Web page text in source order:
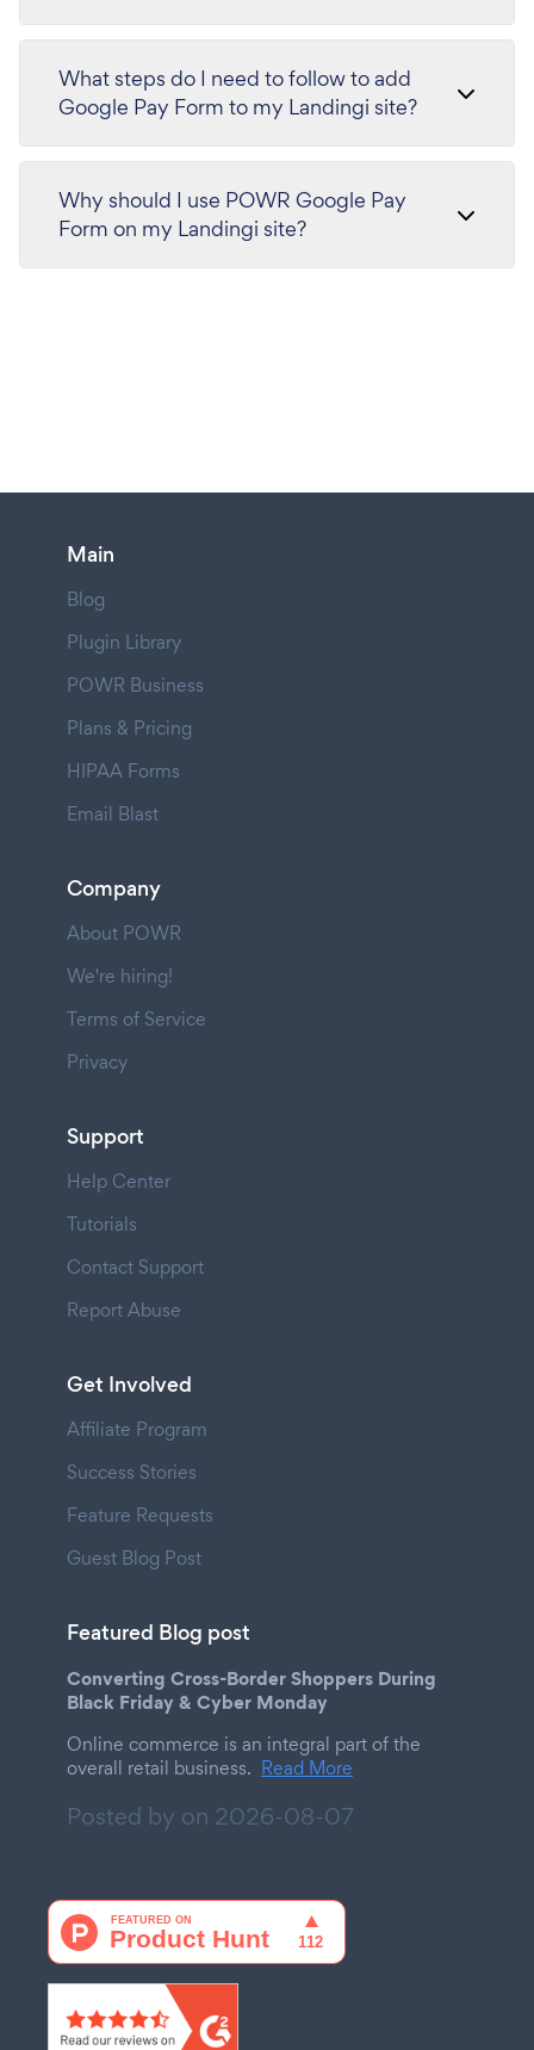
What steps do I need to follow to add
Google Pay Form to my Landingi site?
Why should I use POWR Google Pay
Form on my Landingi site?
Main
Blog
Plugin Library
POWR Business
Plans & Pricing
HIPAA Forms
Email Blast
Company
About POWR
We're hiring!
Terms of Service
Privacy
Support
Help Center
Tutorials
Contact Support
Report Abuse
Get Involved
Affiliate Program
Success Stories
Feature Requests
Guest Blog Post
Featured Blog post
Converting Cross-Border Shoppers During
Black Friday & Cyber Monday
Online commerce is an integral part of the
overall retail business. Read More
Posted by on 2026-08-07